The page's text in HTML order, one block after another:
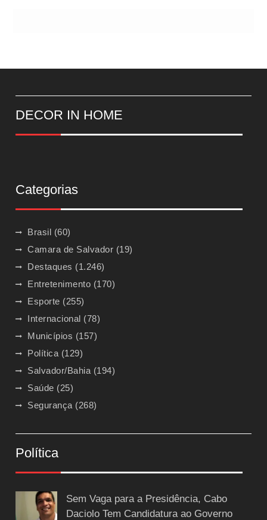
DECOR IN HOME
Categorias
Brasil (60)
Camara de Salvador (19)
Destaques (1.246)
Entretenimento (170)
Esporte (255)
Internacional (78)
Municípios (157)
Política (129)
Salvador/Bahia (194)
Saúde (25)
Segurança (268)
Política
Sem Vaga para a Presidência, Cabo
Daciolo Tem Candidatura ao Governo